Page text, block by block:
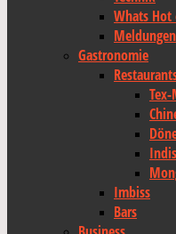
Whats
Meldungen
Gastronomie
Imbiss
Bars